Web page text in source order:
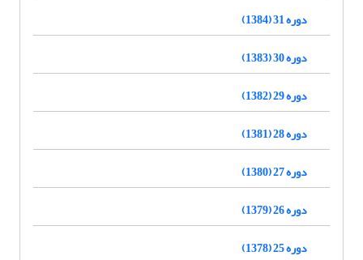
دوره 31 (1384)
دوره 30 (1383)
دوره 29 (1382)
دوره 28 (1381)
دوره 27 (1380)
دوره 26 (1379)
دوره 25 (1378)